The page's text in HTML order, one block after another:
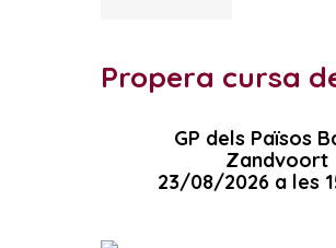
Propera cursa
GP dels Països
Zandvoort
23/08/2026 a les